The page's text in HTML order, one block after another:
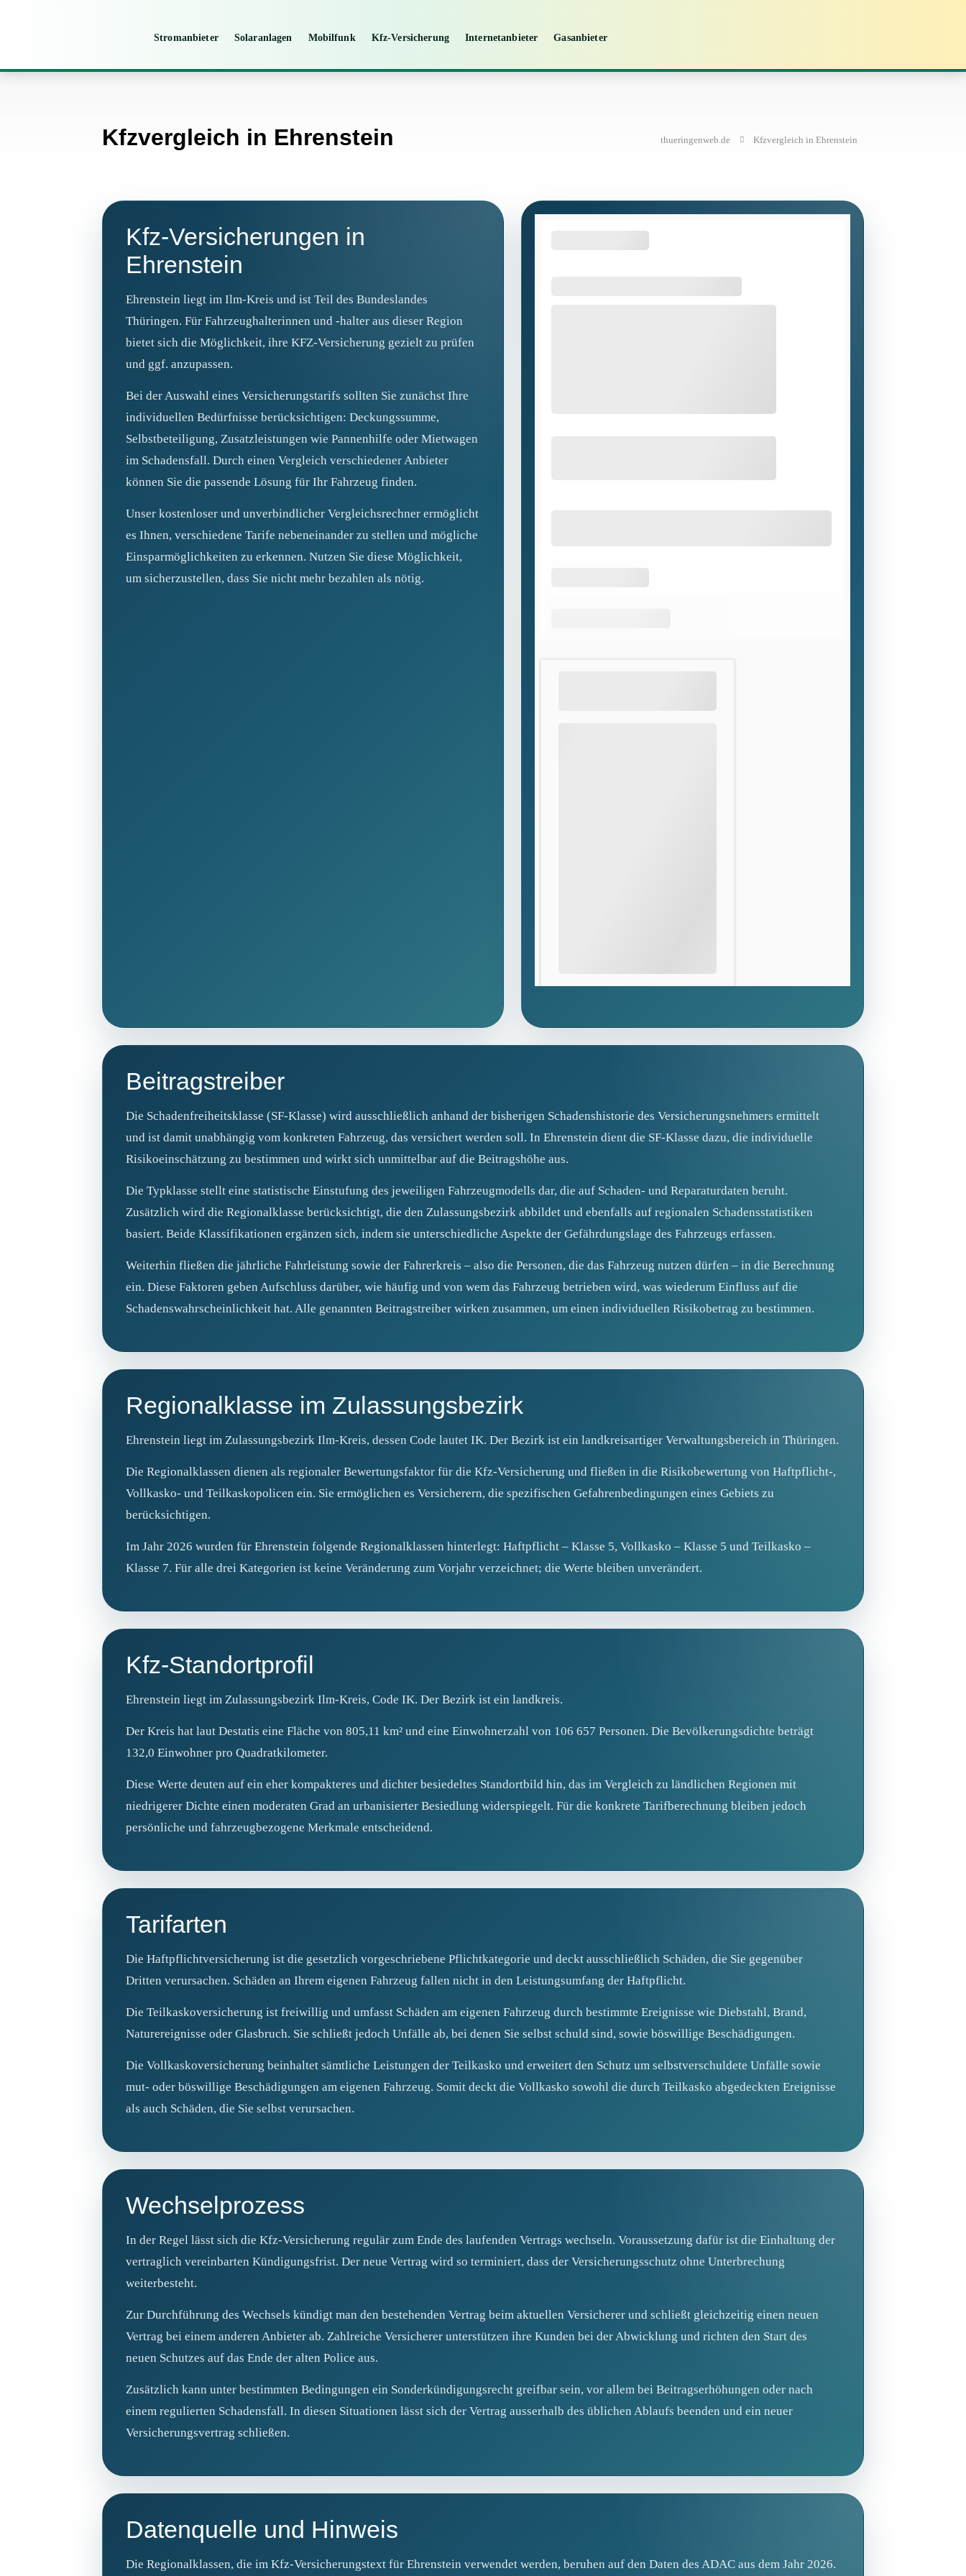
Stromanbieter Solaranlagen Mobilfunk Kfz-Versicherung Internetanbieter Gasanbieter
Kfzvergleich in Ehrenstein thueringenweb.de Kfzvergleich in Ehrenstein
Kfz‑Versicherungen in
Ehrenstein
Ehrenstein liegt im Ilm-Kreis und ist Teil des Bundeslandes
Thüringen. Für Fahrzeughalterinnen und -halter aus dieser Region
bietet sich die Möglichkeit, ihre KFZ-Versicherung gezielt zu prüfen
und ggf. anzupassen.
Bei der Auswahl eines Versicherungstarifs sollten Sie zunächst Ihre
individuellen Bedürfnisse berücksichtigen: Deckungssumme,
Selbstbeteiligung, Zusatzleistungen wie Pannenhilfe oder Mietwagen
im Schadensfall. Durch einen Vergleich verschiedener Anbieter
können Sie die passende Lösung für Ihr Fahrzeug finden.
Unser kostenloser und unverbindlicher Vergleichsrechner ermöglicht
es Ihnen, verschiedene Tarife nebeneinander zu stellen und mögliche
Einsparmöglichkeiten zu erkennen. Nutzen Sie diese Möglichkeit,
um sicherzustellen, dass Sie nicht mehr bezahlen als nötig.
Beitragstreiber
Die Schadenfreiheitsklasse (SF‑Klasse) wird ausschließlich anhand der bisherigen Schadenshistorie des Versicherungsnehmers ermittelt
und ist damit unabhängig vom konkreten Fahrzeug, das versichert werden soll. In Ehrenstein dient die SF‑Klasse dazu, die individuelle
Risikoeinschätzung zu bestimmen und wirkt sich unmittelbar auf die Beitragshöhe aus.
Die Typklasse stellt eine statistische Einstufung des jeweiligen Fahrzeugmodells dar, die auf Schaden- und Reparaturdaten beruht.
Zusätzlich wird die Regionalklasse berücksichtigt, die den Zulassungsbezirk abbildet und ebenfalls auf regionalen Schadensstatistiken
basiert. Beide Klassifikationen ergänzen sich, indem sie unterschiedliche Aspekte der Gefährdungslage des Fahrzeugs erfassen.
Weiterhin fließen die jährliche Fahrleistung sowie der Fahrerkreis – also die Personen, die das Fahrzeug nutzen dürfen – in die Berechnung
ein. Diese Faktoren geben Aufschluss darüber, wie häufig und von wem das Fahrzeug betrieben wird, was wiederum Einfluss auf die
Schadenswahrscheinlichkeit hat. Alle genannten Beitragstreiber wirken zusammen, um einen individuellen Risikobetrag zu bestimmen.
Regionalklasse im Zulassungsbezirk
Ehrenstein liegt im Zulassungsbezirk Ilm-Kreis, dessen Code lautet IK. Der Bezirk ist ein landkreisartiger Verwaltungsbereich in Thüringen.
Die Regionalklassen dienen als regionaler Bewertungsfaktor für die Kfz-Versicherung und fließen in die Risikobewertung von Haftpflicht-,
Vollkasko- und Teilkaskopolicen ein. Sie ermöglichen es Versicherern, die spezifischen Gefahrenbedingungen eines Gebiets zu
berücksichtigen.
Im Jahr 2026 wurden für Ehrenstein folgende Regionalklassen hinterlegt: Haftpflicht – Klasse 5, Vollkasko – Klasse 5 und Teilkasko –
Klasse 7. Für alle drei Kategorien ist keine Veränderung zum Vorjahr verzeichnet; die Werte bleiben unverändert.
Kfz-Standortprofil
Ehrenstein liegt im Zulassungsbezirk Ilm-Kreis, Code IK. Der Bezirk ist ein landkreis.
Der Kreis hat laut Destatis eine Fläche von 805,11 km² und eine Einwohnerzahl von 106 657 Personen. Die Bevölkerungsdichte beträgt
132,0 Einwohner pro Quadratkilometer.
Diese Werte deuten auf ein eher kompakteres und dichter besiedeltes Standortbild hin, das im Vergleich zu ländlichen Regionen mit
niedrigerer Dichte einen moderaten Grad an urbanisierter Besiedlung widerspiegelt. Für die konkrete Tarifberechnung bleiben jedoch
persönliche und fahrzeugbezogene Merkmale entscheidend.
Tarifarten
Die Haftpflichtversicherung ist die gesetzlich vorgeschriebene Pflichtkategorie und deckt ausschließlich Schäden, die Sie gegenüber
Dritten verursachen. Schäden an Ihrem eigenen Fahrzeug fallen nicht in den Leistungsumfang der Haftpflicht.
Die Teilkaskoversicherung ist freiwillig und umfasst Schäden am eigenen Fahrzeug durch bestimmte Ereignisse wie Diebstahl, Brand,
Naturereignisse oder Glasbruch. Sie schließt jedoch Unfälle ab, bei denen Sie selbst schuld sind, sowie böswillige Beschädigungen.
Die Vollkaskoversicherung beinhaltet sämtliche Leistungen der Teilkasko und erweitert den Schutz um selbstverschuldete Unfälle sowie
mut- oder böswillige Beschädigungen am eigenen Fahrzeug. Somit deckt die Vollkasko sowohl die durch Teilkasko abgedeckten Ereignisse
als auch Schäden, die Sie selbst verursachen.
Wechselprozess
In der Regel lässt sich die Kfz‑Versicherung regulär zum Ende des laufenden Vertrags wechseln. Voraussetzung dafür ist die Einhaltung der
vertraglich vereinbarten Kündigungsfrist. Der neue Vertrag wird so terminiert, dass der Versicherungsschutz ohne Unterbrechung
weiterbesteht.
Zur Durchführung des Wechsels kündigt man den bestehenden Vertrag beim aktuellen Versicherer und schließt gleichzeitig einen neuen
Vertrag bei einem anderen Anbieter ab. Zahlreiche Versicherer unterstützen ihre Kunden bei der Abwicklung und richten den Start des
neuen Schutzes auf das Ende der alten Police aus.
Zusätzlich kann unter bestimmten Bedingungen ein Sonderkündigungsrecht greifbar sein, vor allem bei Beitragserhöhungen oder nach
einem regulierten Schadensfall. In diesen Situationen lässt sich der Vertrag ausserhalb des üblichen Ablaufs beenden und ein neuer
Versicherungsvertrag schließen.
Datenquelle und Hinweis
Die Regionalklassen, die im Kfz‑Versicherungstext für Ehrenstein verwendet werden, beruhen auf den Daten des ADAC aus dem Jahr 2026.